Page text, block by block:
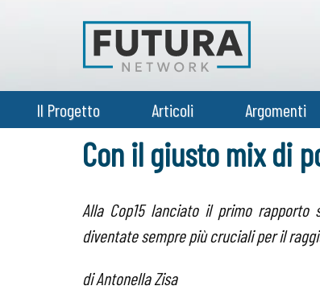
Il Progetto Articoli Argomenti
Con il giusto mix di
Alla Cop15 lanciato il primo rapporto
diventate sempre più cruciali per il
di Antonella Zisa